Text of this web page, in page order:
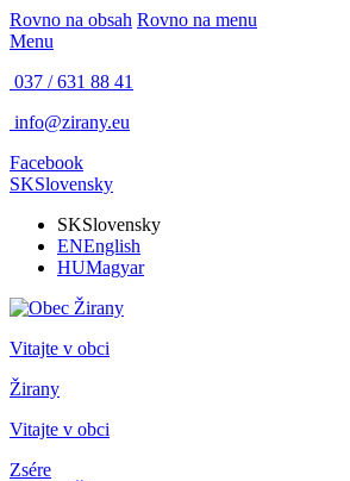
Rovno na obsah Rovno na menu
Menu
037 / 631 88 41
info@zirany.eu
Facebook
SKSlovensky
SKSlovensky
ENEnglish
HUMagyar
Vitajte v obci
Žirany
Vitajte v obci
Zsére